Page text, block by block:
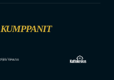
KUMPPANIT